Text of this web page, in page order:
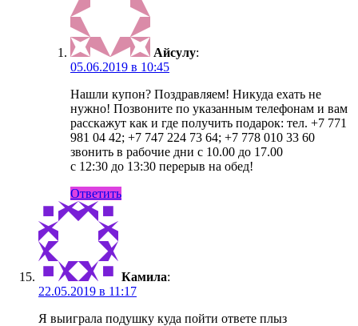
Айсулу:
05.06.2019 в 10:45
Нашли купон? Поздравляем! Никуда ехать не
нужно! Позвоните по указанным телефонам и вам
расскажут как и где получить подарок: тел. +7 771
981 04 42; +7 747 224 73 64; +7 778 010 33 60
звонить в рабочие дни с 10.00 до 17.00
c 12:30 до 13:30 перерыв на обед!
Ответить
Камила:
22.05.2019 в 11:17
Я выиграла подушку куда пойти ответе плыз